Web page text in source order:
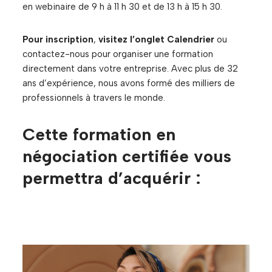
en webinaire de 9 h à 11 h 30 et de 13 h à 15 h 30.
Pour inscription,visitez l’onglet Calendrier ou
contactez-nous pour organiser une formation
directement dans votre entreprise. Avec plus de 32
ans d’expérience, nous avons formé des milliers de
professionnels à travers le monde.
Cette formation en
négociation certifiée vous
permettra d’acquérir :